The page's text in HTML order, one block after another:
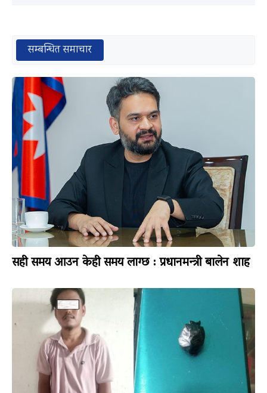
सम्बन्धित समाचार
सही समय आउन केही समय लाग्छ : प्रधानमन्त्री बालेन शाह